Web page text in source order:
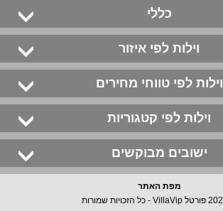
כללי
וילות לפי איזור
וילות לפי טווחי מחירים
וילות לפי קטגוריות
ישובים מבוקשים
מפת האתר